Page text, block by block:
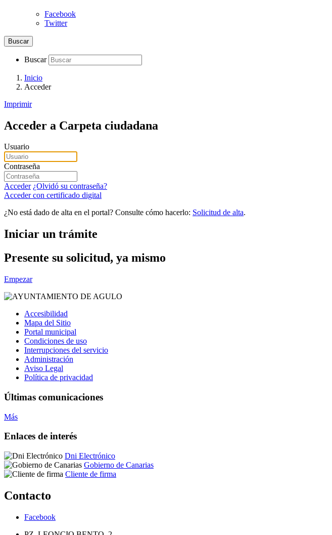
Facebook
Twitter
Buscar
Buscar
Inicio
Acceder
Imprimir
Acceder a Carpeta ciudadana
Usuario
Contraseña
Acceder ¿Olvidó su contraseña?
Acceder con certificado digital
¿No está dado de alta en el portal? Consulte cómo hacerlo: Solicitud de alta.
Iniciar un trámite
Presente su solicitud, ya mismo
Empezar
Accesibilidad
Mapa del Sitio
Portal municipal
Condiciones de uso
Interrupciones del servicio
Administración
Aviso Legal
Política de privacidad
Últimas comunicaciones
Más
Enlaces de interés
Dni Electrónico
Gobierno de Canarias
Cliente de firma
Contacto
Facebook